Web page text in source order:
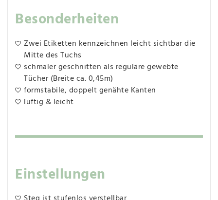
Besonderheiten
Zwei Etiketten kennzeichnen leicht sichtbar die
Mitte des Tuchs
schmaler geschnitten als reguläre gewebte
Tücher (Breite ca. 0,45m)
formstabile, doppelt genähte Kanten
luftig & leicht
Einstellungen